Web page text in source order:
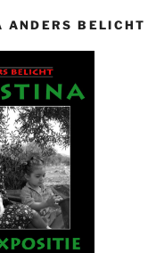
ANDERS BELICHT